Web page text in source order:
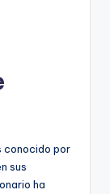
conocido por
sus
ha